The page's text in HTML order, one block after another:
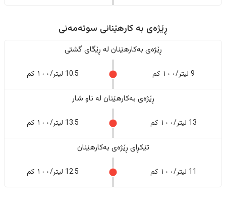
ڕێژەى به کارهێنانی سوتەمەنی
ڕێژەى بەکارهێنان له ڕێگای گشتی
9 لیتر/١٠٠ کم 10.5 لیتر/١٠٠ کم
ڕێژەى بەکارهێنان له ناو شار
13 لیتر/١٠٠ کم 13.5 لیتر/١٠٠ کم
تێکڕای ڕێژەى بەکارهێنان
11 لیتر/١٠٠ کم 12.5 لیتر/١٠٠ کم